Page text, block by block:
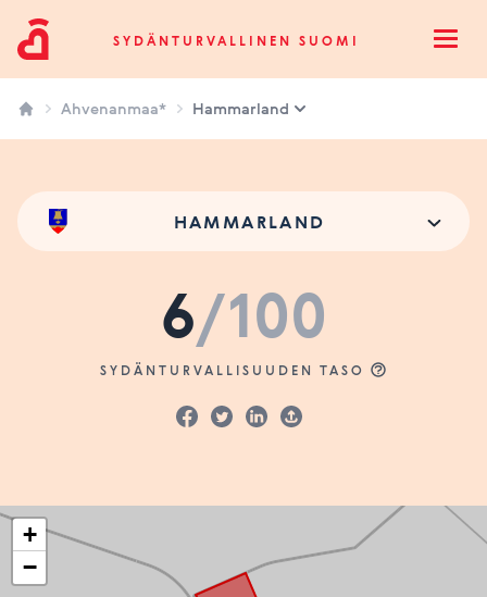
Sydänturvallinen SuomiSYDÄNTURVALLINEN SUOMI
Ahvenanmaa* Hammarland
HAMMARLAND
6/100
SYDÄNTURVALLISUUDEN TASO
+
−